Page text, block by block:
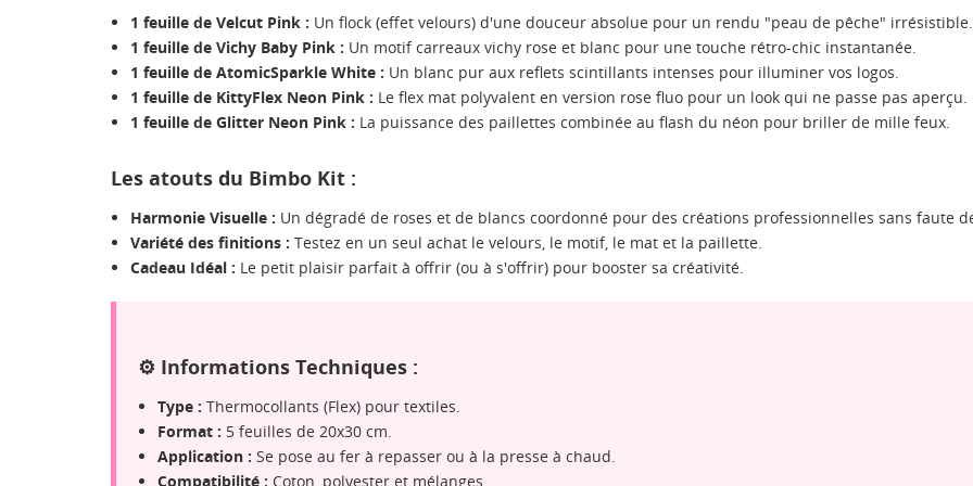
1 feuille de Velcut Pink : Un flock (effet velours) d'une douceur absolue pour un rendu "peau de pêche" irrésistible.
1 feuille de Vichy Baby Pink : Un motif carreaux vichy rose et blanc pour une touche rétro-chic instantanée.
1 feuille de AtomicSparkle White : Un blanc pur aux reflets scintillants intenses pour illuminer vos logos.
1 feuille de KittyFlex Neon Pink : Le flex mat polyvalent en version rose fluo pour un look qui ne passe pas aperçu.
1 feuille de Glitter Neon Pink : La puissance des paillettes combinée au flash du néon pour briller de mille feux.
Les atouts du Bimbo Kit :
Harmonie Visuelle : Un dégradé de roses et de blancs coordonné pour des créations professionnelles sans faute
Variété des finitions : Testez en un seul achat le velours, le motif, le mat et la paillette.
Cadeau Idéal : Le petit plaisir parfait à offrir (ou à s'offrir) pour booster sa créativité.
⚙️ Informations Techniques :
Type : Thermocollants (Flex) pour textiles.
Format : 5 feuilles de 20x30 cm.
Application : Se pose au fer à repasser ou à la presse à chaud.
Compatibilité : Coton, polyester et mélanges.
CRÉER UNE LISTE D'ENVIES